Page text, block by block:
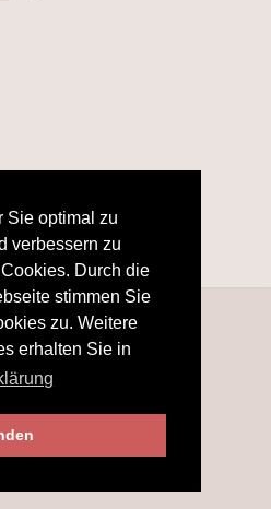
Sie optimal zu
verbessern zu
Durch die
stimmen Sie
zu. Weitere
erhalten Sie in
fotografie.mobi